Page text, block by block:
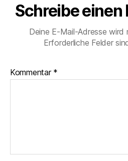
Schreibe
Deine E-Mail-Adresse
Erforderliche Felder
Kommentar *